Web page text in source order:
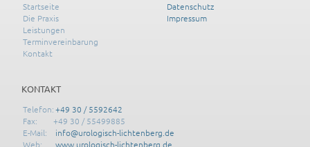
Startseite
Die Praxis
Leistungen
Terminvereinbarung
Kontakt
Datenschutz
Impressum
KONTAKT
Telefon:+49 30 / 5592642
Fax:
+49 30 / 55499885
E-Mail:
info@urologisch-lichtenberg.de
Web:
www.urologisch-lichtenberg.de